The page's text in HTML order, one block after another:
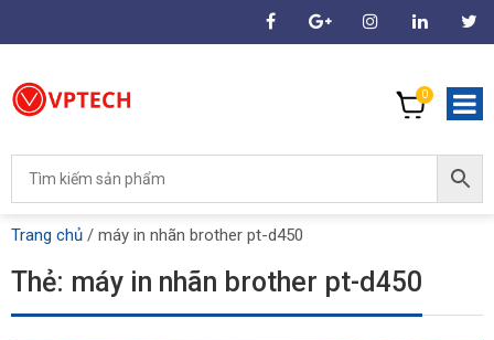
0
Trang chủ / máy in nhãn brother pt-d450
Thẻ: máy in nhãn brother pt-d450